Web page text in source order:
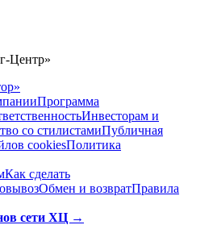
Центр»
Программа
Инвесторам и
со стилистамиПубличная
cookiesПолитика
Как сделать
Обмен и возвратПравила
сети ХЦ →